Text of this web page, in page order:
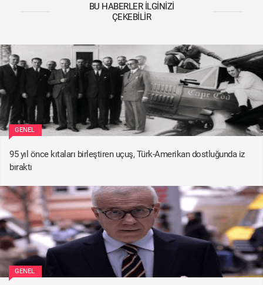
BU HABERLER İLGINIZI
ÇEKEBILIR
GENEL
95 yıl önce kıtaları birleştiren uçuş, Türk-Amerikan dostluğunda iz
bıraktı
GENEL